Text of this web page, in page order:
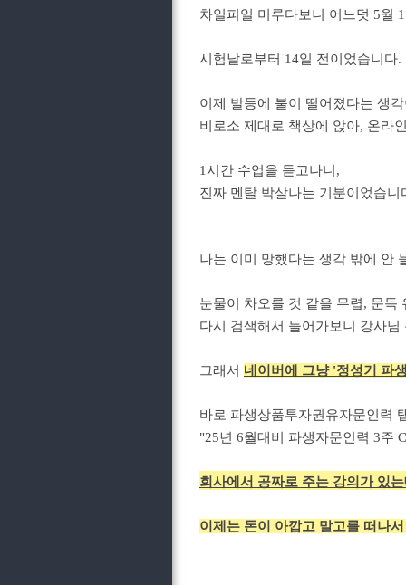
차일피일 미루다보니 어느덧 5월
시험날로부터 14일 전이었습니다.
이제 발등에 불이 떨어졌다는 생
비로소 제대로 책상에 앉아, 온라
1시간 수업을 듣고나니,
진짜 멘탈 박살나는 기분이었습니
나는 이미 망했다는 생각 밖에 안
눈물이 차오를 것 같을 무렵, 문득
다시 검색해서 들어가보니 강사
그래서 네이버에 그냥 '정성기 파
바로 파생상품투자권유자문인력
"25년 6월대비 파생자문인력 3주
회사에서 공짜로 주는 강의가 있
이제는 돈이 아깝고 말고를 떠나